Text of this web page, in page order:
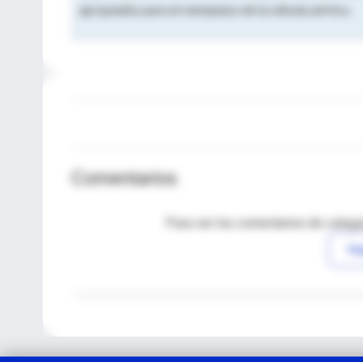
apropiados para el reemplazo de la válvula aórtica.
Comentarios
Para ver los comentarios de